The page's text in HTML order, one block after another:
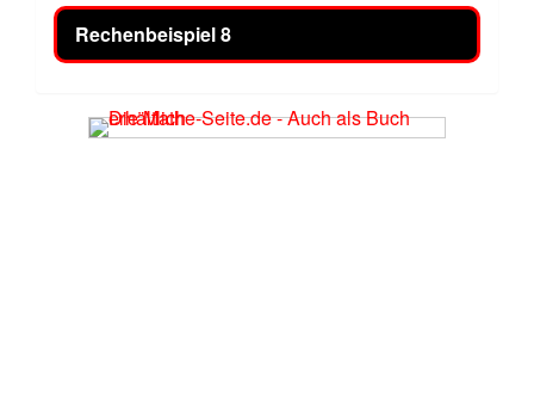
Rechenbeispiel 8